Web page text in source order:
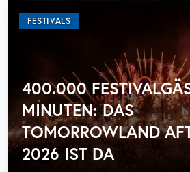
FESTIVALS
400.000
MINUTEN: DAS
TOMORROWLAND
2026 IST DA